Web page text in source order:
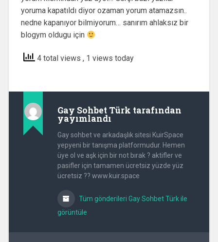
yoruma kapatıldı diyor ozaman yorum atamazsın..
nedne kapanıyor bilmiyorum… sanırım ahlaksız bir
blogym oldugu için
4 total views , 1 views today
Gay Sohbet Türk tarafından
yayımlandı
Gay sohbet ve arkadaşlık sitesi KuirSpace
yepyeni bir tanışma platformudur. Hemen
üye ol ve aşk için bir not bırak ? aktifler ve
pasifler için tamamen ücretsiz yüzde yüz
ücretsiz ?? www.kuir.space
Tüm gönderileri Gay Sohbet Türk ile
görüntüle